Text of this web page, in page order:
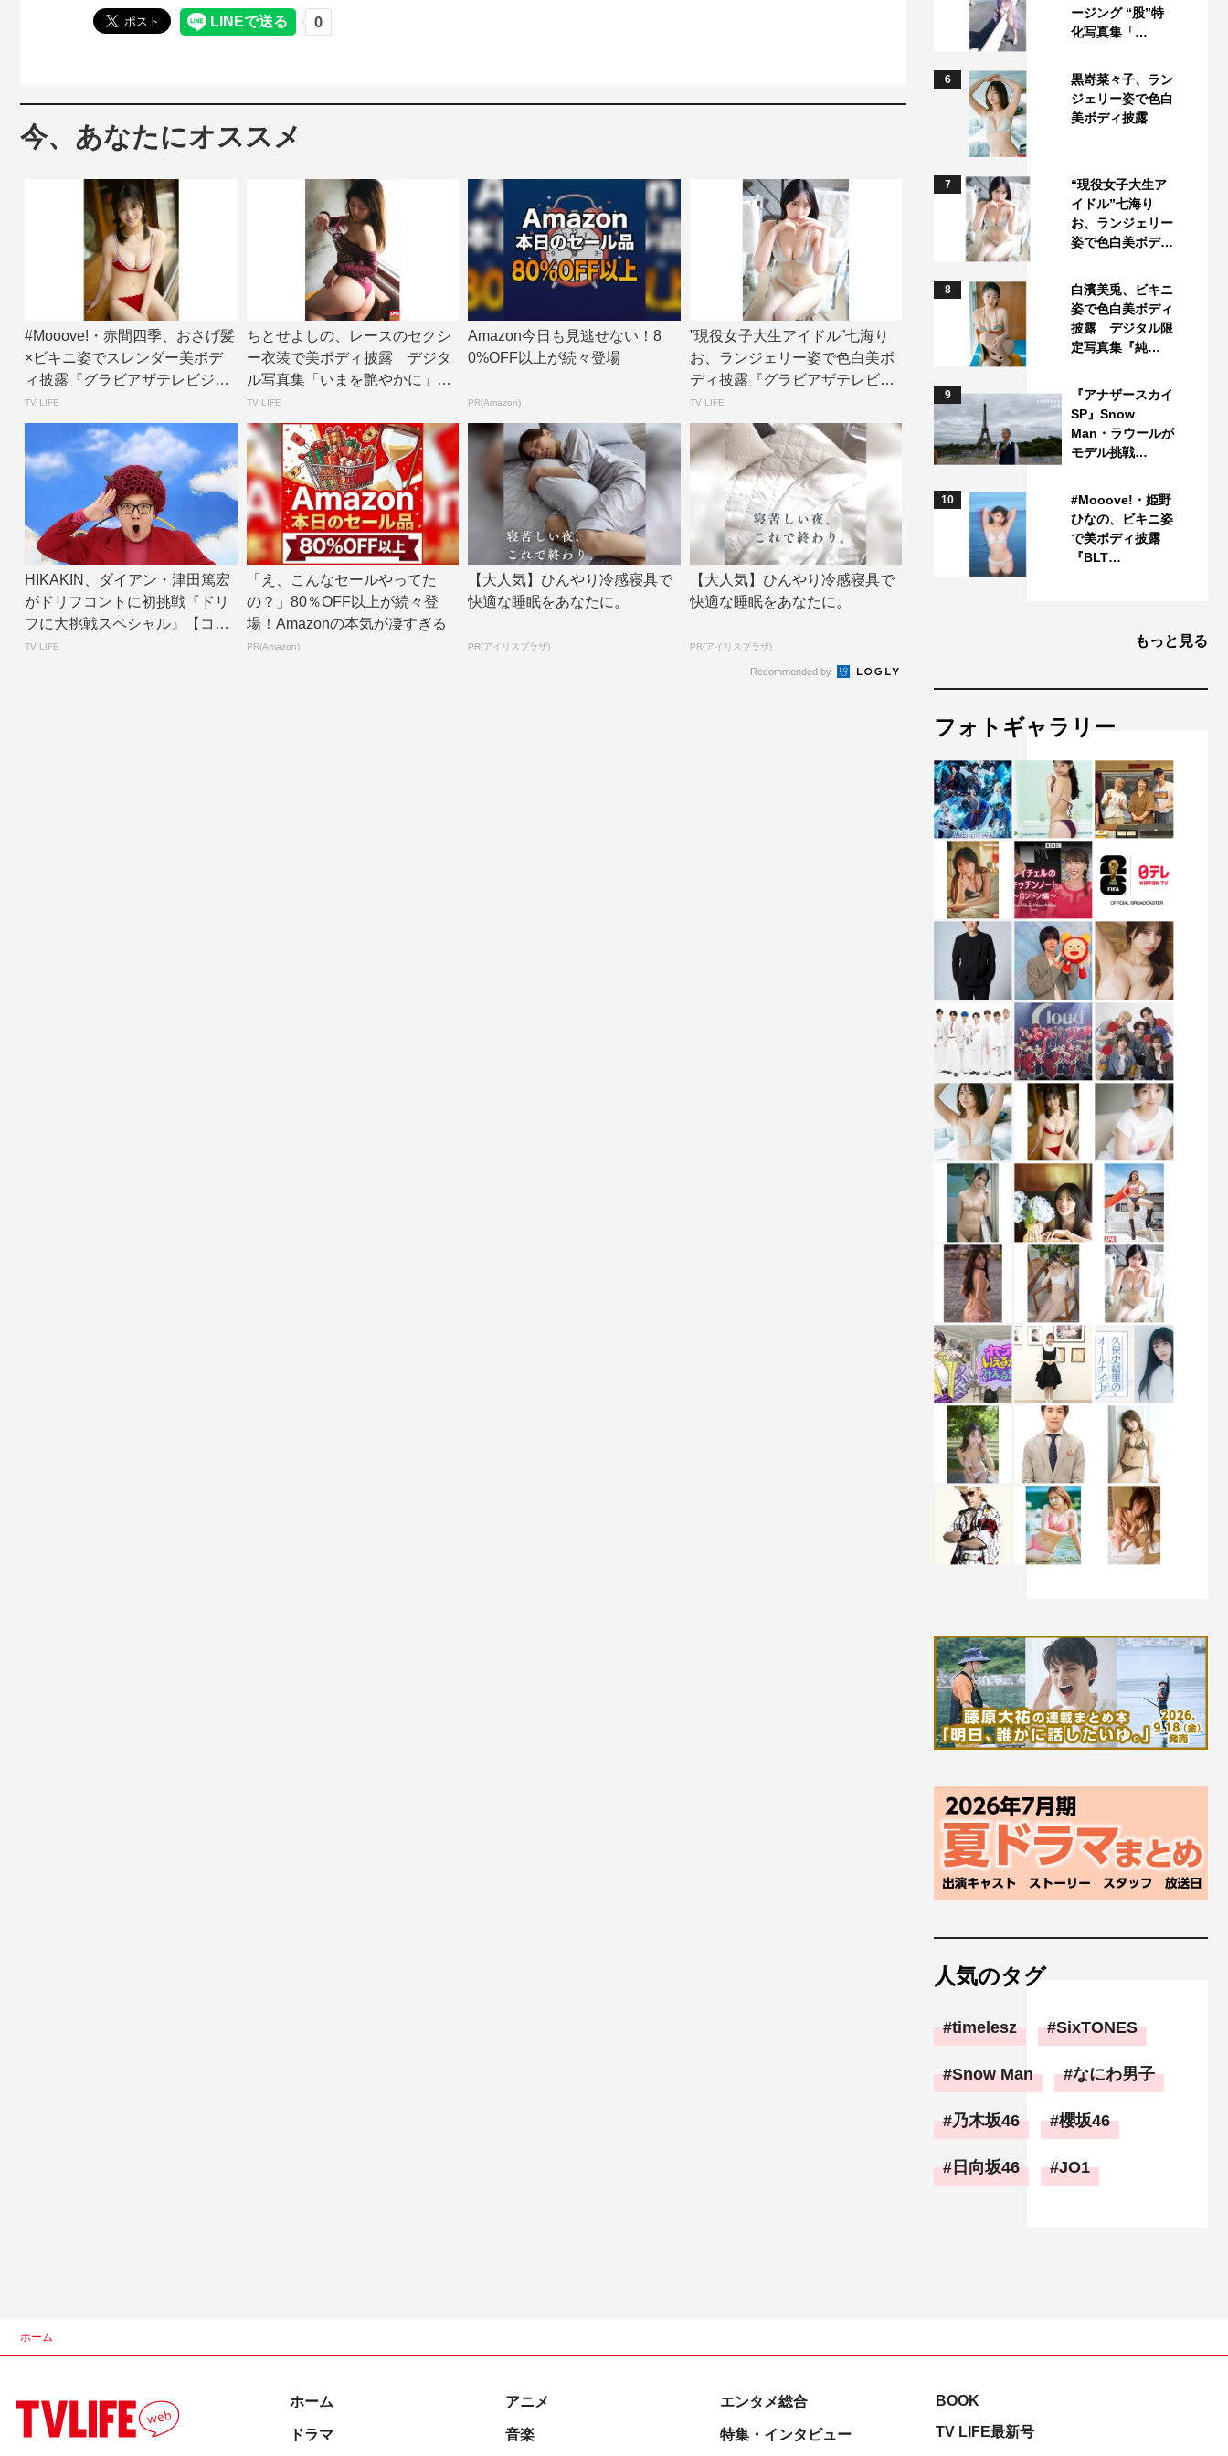
今、あなたにオススメ
#Mooove!・赤間四季、おさげ髪
×ビキニ姿でスレンダー美ボデ
ィ披露『グラビアザテレビジョ
ン』アザ...
TV LIFE
ちとせよしの、レースのセクシ
ー衣装で美ボディ披露 デジタ
ル写真集「いまを艶やかに」誌
面カット公開 |...
TV LIFE
Amazon今日も見逃せない！8
0%OFF以上が続々登場
PR(Amazon)
”現役女子大生アイドル”七海り
お、ランジェリー姿で色白美ボ
ディ披露『グラビアザテレビジ
ョン』アザーカ...
TV LIFE
HIKAKIN、ダイアン・津田篤宏
がドリフコントに初挑戦『ドリ
フに大挑戦スペシャル』【コメ
ントあり】...
TV LIFE
「え、こんなセールやってた
の？」80％OFF以上が続々登
場！Amazonの本気が凄すぎる
PR(Amazon)
【大人気】ひんやり冷感寝具で
快適な睡眠をあなたに。
PR(アイリスプラザ)
【大人気】ひんやり冷感寝具で
快適な睡眠をあなたに。
PR(アイリスプラザ)
Recommended by
ージング “股”特
化写真集「…
6
黒嵜菜々子、ラン
ジェリー姿で色白
美ボディ披露
7
“現役女子大生ア
イドル”七海り
お、ランジェリー
姿で色白美ボデ…
8
白濱美兎、ビキニ
姿で色白美ボディ
披露 デジタル限
定写真集『純…
9
『アナザースカイ
SP』Snow
Man・ラウールが
モデル挑戦…
10
#Mooove!・姫野
ひなの、ビキニ姿
で美ボディ披露
『BLT…
もっと見る
フォトギャラリー
人気のタグ
timelesz SixTONES
Snow Man なにわ男子
乃木坂46 櫻坂46
日向坂46 JO1
ホーム
ホーム
ドラマ
アニメ
音楽
エンタメ総合
特集・インタビュー
BOOK
TV LIFE最新号